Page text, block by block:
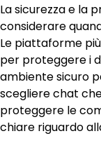
La sicurezza e la
considerare
Le piattaforme
per proteggere i
ambiente sicuro
scegliere chat
proteggere le
chiare riguardo